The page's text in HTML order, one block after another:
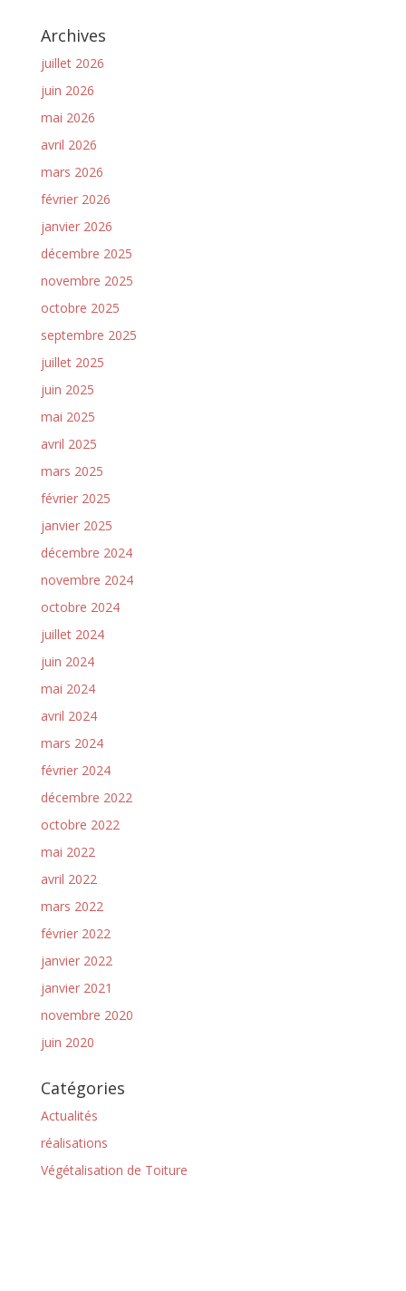
Archives
juillet 2026
juin 2026
mai 2026
avril 2026
mars 2026
février 2026
janvier 2026
décembre 2025
novembre 2025
octobre 2025
septembre 2025
juillet 2025
juin 2025
mai 2025
avril 2025
mars 2025
février 2025
janvier 2025
décembre 2024
novembre 2024
octobre 2024
juillet 2024
juin 2024
mai 2024
avril 2024
mars 2024
février 2024
décembre 2022
octobre 2022
mai 2022
avril 2022
mars 2022
février 2022
janvier 2022
janvier 2021
novembre 2020
juin 2020
Catégories
Actualités
réalisations
Végétalisation de Toiture